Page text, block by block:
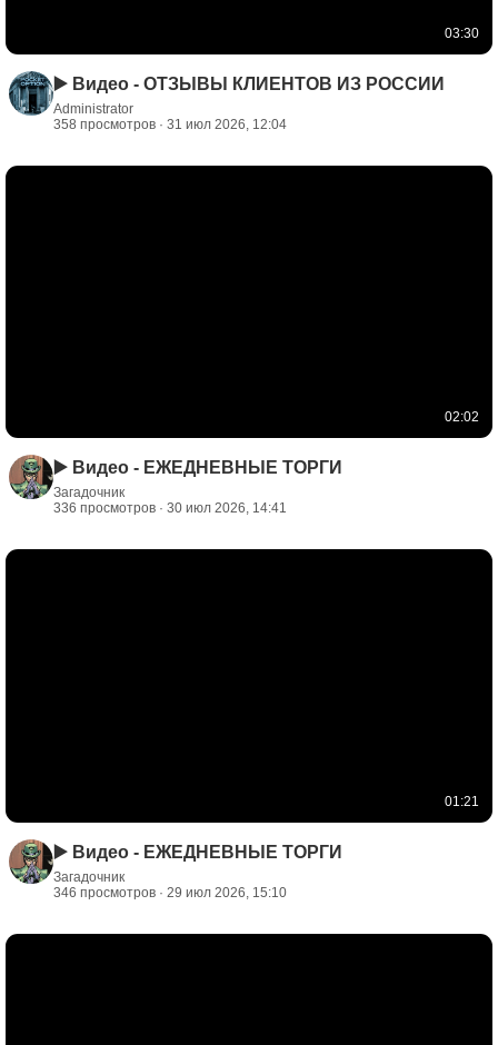
03:30
▶️ Видео - ОТЗЫВЫ КЛИЕНТОВ ИЗ РОССИИ
Administrator
358 просмотров · 31 июл 2026, 12:04
02:02
▶️ Видео - ЕЖЕДНЕВНЫЕ ТОРГИ
Загадочник
336 просмотров · 30 июл 2026, 14:41
01:21
▶️ Видео - ЕЖЕДНЕВНЫЕ ТОРГИ
Загадочник
346 просмотров · 29 июл 2026, 15:10